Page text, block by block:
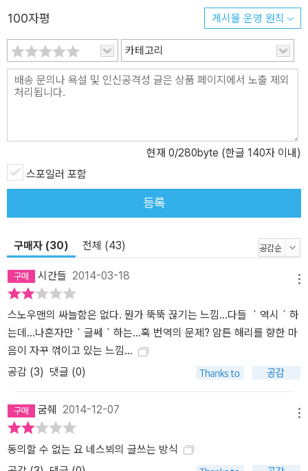
시리즈 전체의 퍼즐을 완성하는 짜릿함을 느낄 것이다. [주요 수상]
이트 임팩 더블린 문학상 노미네이트 노르웨이 북클럽상 수상 노르웨
이 북셀러상 수상 커커스 리뷰 선정 2011 최고의 소설 덴마크 작가협
회 선정 올해의 소설 아일랜드 2011 베스트셀러 작가 선정 핀란드 스
릴러 작가협회 선정 최고의 외국문학상 수상 2013 페르귄트상 수상
100자평 게시물 운영 원칙
카테고리
현재 0/280byte (한글 140자 이내)
스포일러 포함
등록
구매자 (30) 전체 (43)
시간들 2014-03-18
스노우맨의 싸늘함은 없다. 뭔가 뚝뚝 끊기는 느낌...다들 ｀역시｀하
는데...나혼자만｀글쎄｀하는...혹 번역의 문제? 암튼 해리를 향한 마
음이 자꾸 꺾이고 있는 느낌...
공감 (3) 댓글 (0)
굼줴 2014-12-07
동의할 수 없는 요 네스뵈의 글쓰는 방식